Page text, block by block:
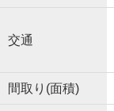
交通
間取り(面積)